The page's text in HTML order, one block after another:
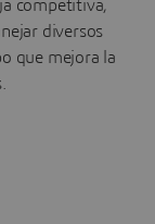
competitiva,
diversos
que mejora la